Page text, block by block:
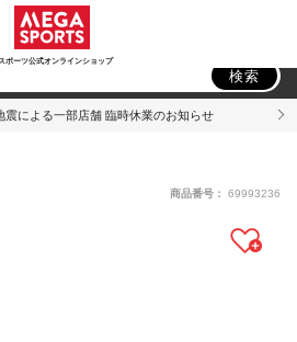
ポーツ公式オンラインショップ
ア
検索
震による一部店舗 臨時休業のお知らせ
商品番号： 69993236